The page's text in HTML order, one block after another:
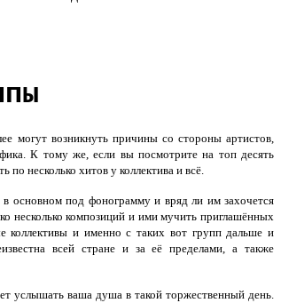
могут возникнуть причины со стороны артистов,
К тому же, если вы посмотрите на топ десять
несколько хитов у коллектива и всё.
основном под фонограмму и вряд ли им захочется
несколько композиций и ими мучить приглашённых
коллективы и именно с таких вот групп дальше и
всей стране и за её пределами, а также
услышать ваша душа в такой торжественный день.